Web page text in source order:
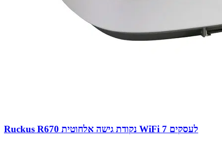
Ruckus R670 נקודת גישה אלחוטית WiFi 7 לעסקים